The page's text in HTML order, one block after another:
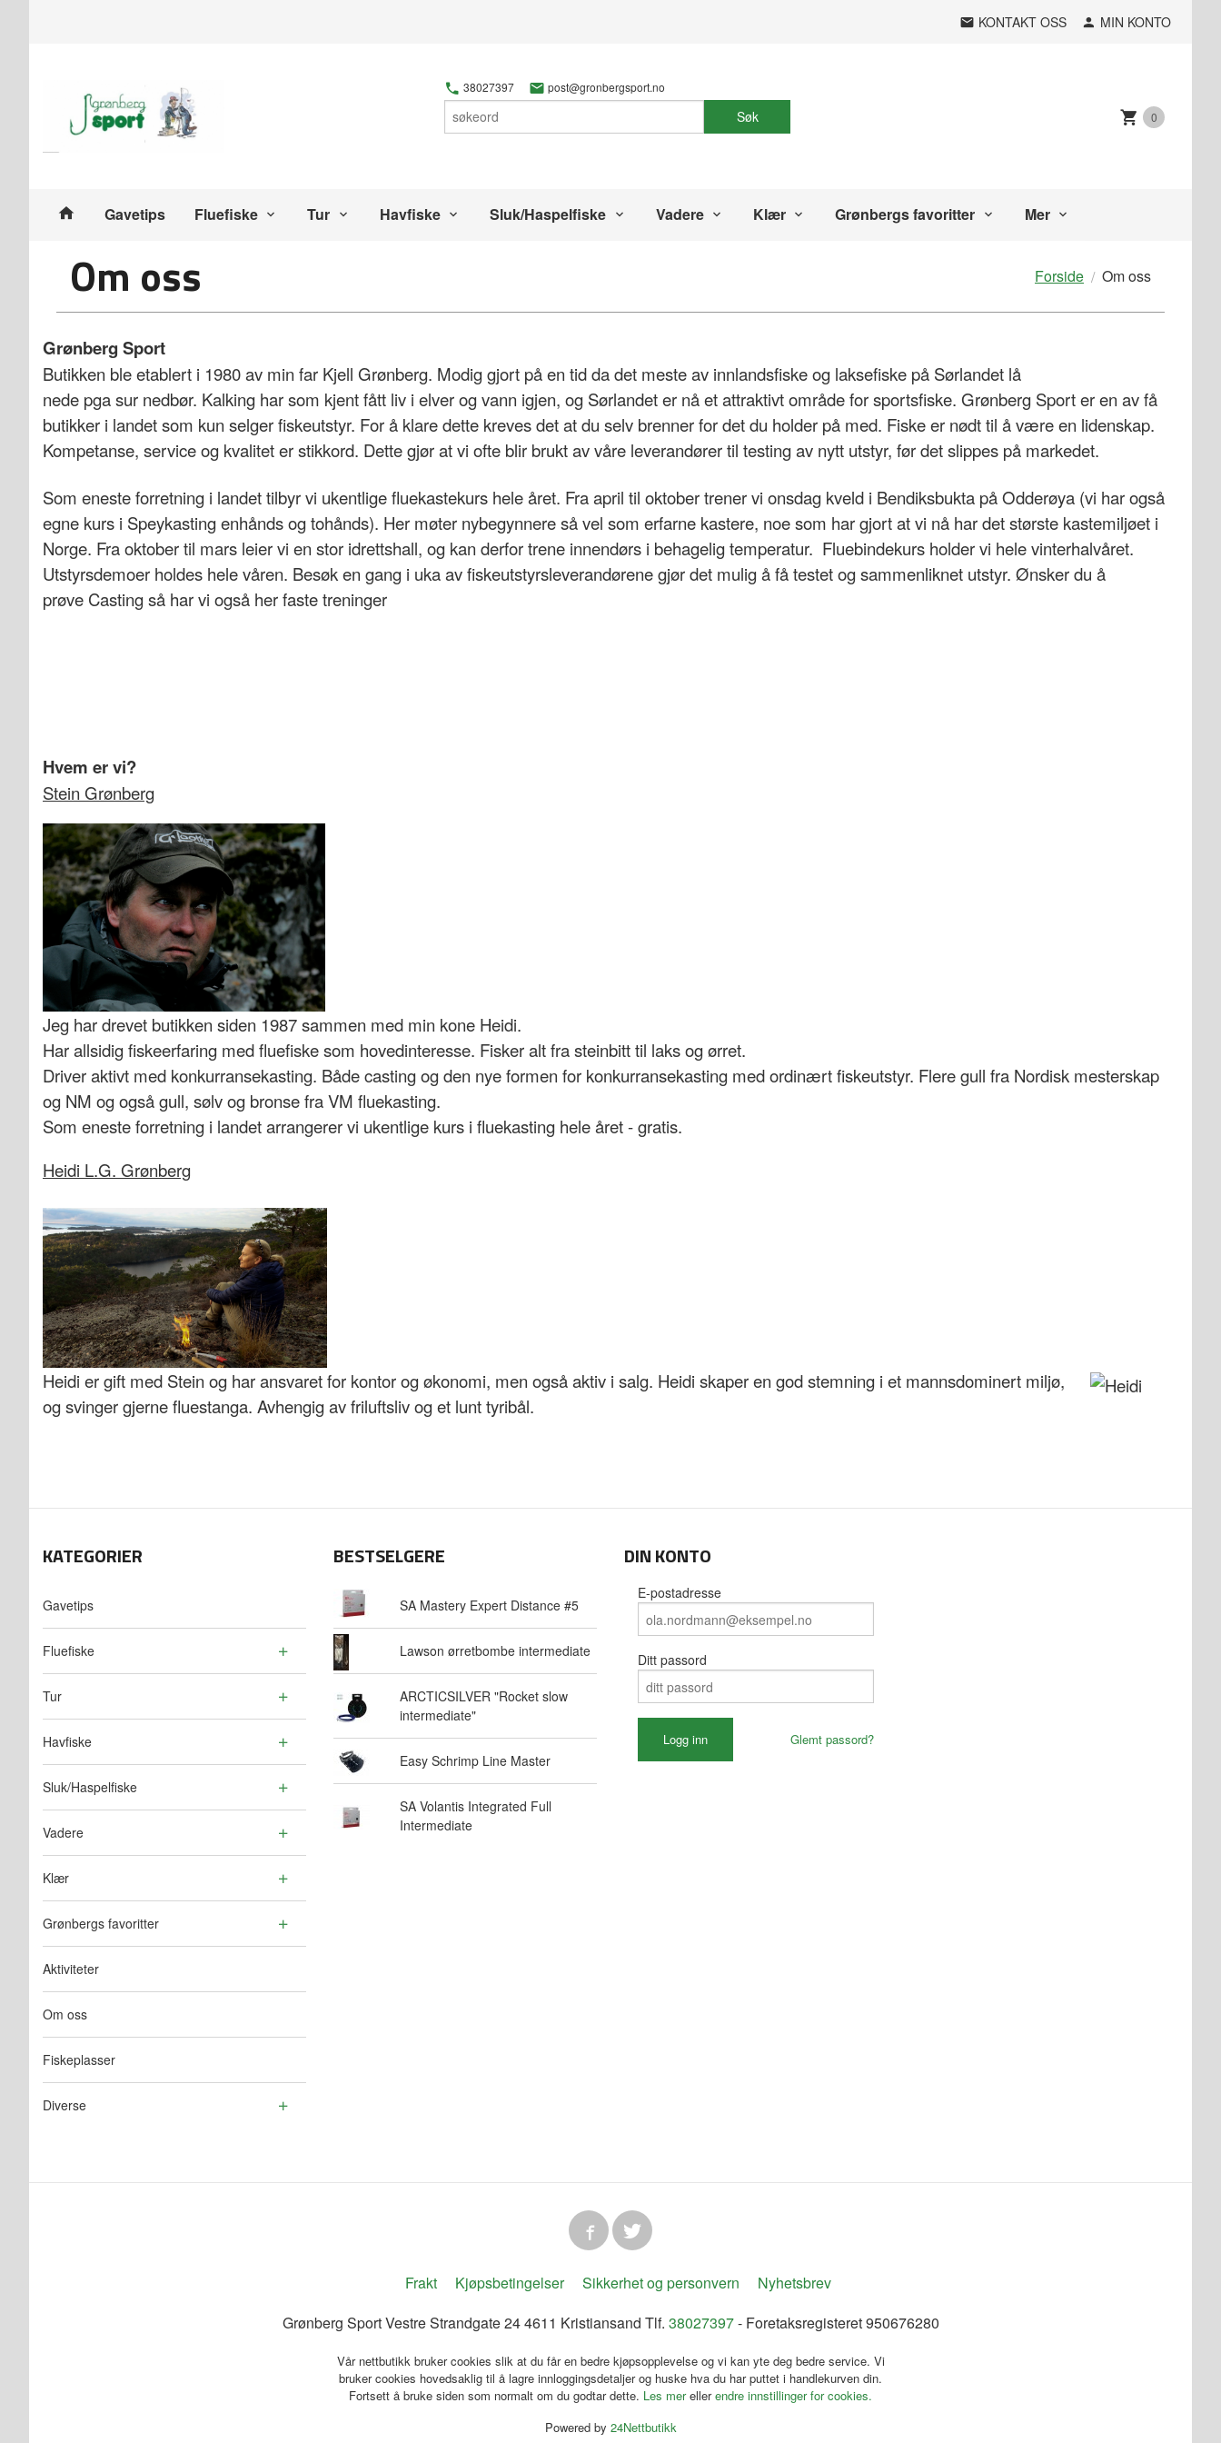
KONTAKT OSS MIN KONTO
38027397 post@gronbergsport.no
Søk 0
Produkter
Gavetips Fluefiske Tur Havfiske Sluk/Haspelfiske Vadere Klær Grønbergs favoritter Mer
Forside Om oss
Om oss
Grønberg Sport
Butikken ble etablert i 1980 av min far Kjell Grønberg. Modig gjort på en tid da det meste av innlandsfiske og laksefiske på Sørlandet lå
nede pga sur nedbør. Kalking har som kjent fått liv i elver og vann igjen, og Sørlandet er nå et attraktivt område for sportsfiske. Grønberg Sport er en av få
butikker i landet som kun selger fiskeutstyr. For å klare dette kreves det at du selv brenner for det du holder på med. Fiske er nødt til å være en lidenskap.
Kompetanse, service og kvalitet er stikkord. Dette gjør at vi ofte blir brukt av våre leverandører til testing av nytt utstyr, før det slippes på markedet.
Som eneste forretning i landet tilbyr vi ukentlige fluekastekurs hele året. Fra april til oktober trener vi onsdag kveld i Bendiksbukta på Odderøya (vi har også
egne kurs i Speykasting enhånds og tohånds). Her møter nybegynnere så vel som erfarne kastere, noe som har gjort at vi nå har det største kastemiljøet i
Norge. Fra oktober til mars leier vi en stor idrettshall, og kan derfor trene innendørs i behagelig temperatur. Fluebindekurs holder vi hele vinterhalvåret.
Utstyrsdemoer holdes hele våren. Besøk en gang i uka av fiskeutstyrsleverandørene gjør det mulig å få testet og sammenliknet utstyr. Ønsker du å
prøve Casting så har vi også her faste treninger
Hvem er vi?
Stein Grønberg
Jeg har drevet butikken siden 1987 sammen med min kone Heidi.
Har allsidig fiskeerfaring med fluefiske som hovedinteresse. Fisker alt fra steinbitt til laks og ørret.
Driver aktivt med konkurransekasting. Både casting og den nye formen for konkurransekasting med ordinært fiskeutstyr. Flere gull fra Nordisk mesterskap
og NM og også gull, sølv og bronse fra VM fluekasting.
Som eneste forretning i landet arrangerer vi ukentlige kurs i fluekasting hele året - gratis.
Heidi L.G. Grønberg
Heidi er gift med Stein og har ansvaret for kontor og økonomi, men også aktiv i salg. Heidi skaper en god stemning i et mannsdominert miljø,
og svinger gjerne fluestanga. Avhengig av friluftsliv og et lunt tyribål.
KATEGORIER
Gavetips
Fluefiske
Tur
Havfiske
Sluk/Haspelfiske
Vadere
Klær
Grønbergs favoritter
Aktiviteter
Om oss
Fiskeplasser
Diverse
BESTSELGERE
SA Mastery Expert Distance #5
Lawson ørretbombe intermediate
ARCTICSILVER "Rocket slow
intermediate"
Easy Schrimp Line Master
SA Volantis Integrated Full
Intermediate
DIN KONTO
E-postadresse
Ditt passord
Glemt passord?
Frakt Kjøpsbetingelser Sikkerhet og personvern
Nyhetsbrev
Grønberg Sport Vestre Strandgate 24 4611 Kristiansand Tlf. 38027397- Foretaksregisteret 950676280
Vår nettbutikk bruker cookies slik at du får en bedre kjøpsopplevelse og vi kan yte deg bedre service. Vi
bruker cookies hovedsaklig til å lagre innloggingsdetaljer og huske hva du har puttet i handlekurven din.
Fortsett å bruke siden som normalt om du godtar dette. Les merellerendre innstillinger for cookies.
Powered by 24Nettbutikk